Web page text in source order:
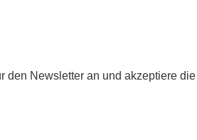
den Newsletter an und akzeptiere die